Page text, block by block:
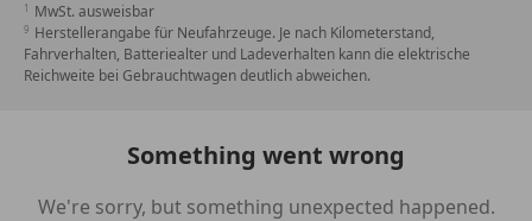
MwSt. ausweisbar
Herstellerangabe für Neufahrzeuge. Je nach Kilometerstand,
Fahrverhalten, Batteriealter und Ladeverhalten kann die elektrische
Reichweite bei Gebrauchtwagen deutlich abweichen.
Something went wrong
We're sorry, but something unexpected happened.